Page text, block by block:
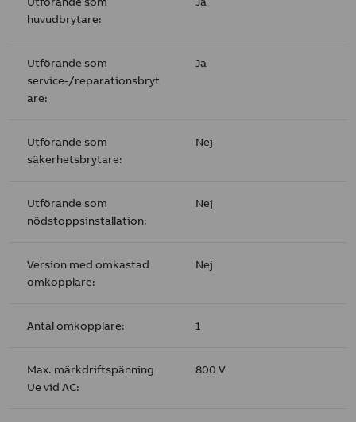
huvudbrytare:
Utförande som
service-/reparationsbryt
are:
Ja
Utförande som
säkerhetsbrytare:
Nej
Utförande som
nödstoppsinstallation:
Nej
Version med omkastad
omkopplare:
Nej
Antal omkopplare: 1
Max. märkdriftspänning
Ue vid AC:
800 V